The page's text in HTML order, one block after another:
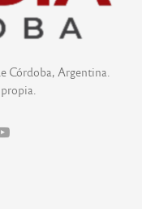
Córdoba, Argentina.